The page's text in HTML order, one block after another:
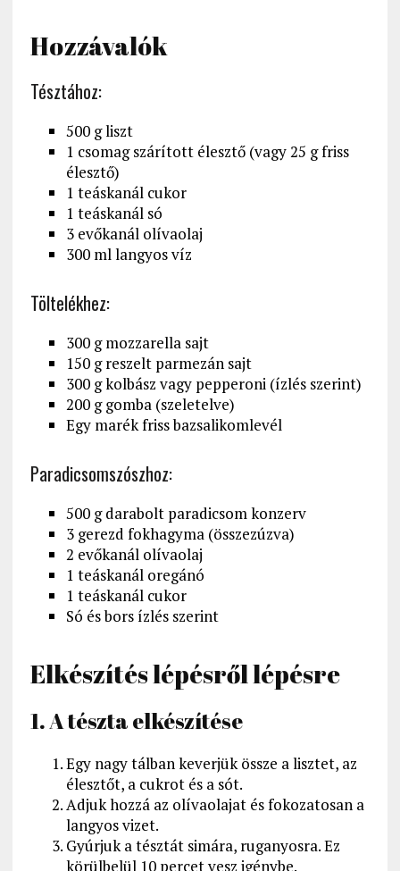
Hozzávalók
Tésztához:
500 g liszt
1 csomag szárított élesztő (vagy 25 g friss
élesztő)
1 teáskanál cukor
1 teáskanál só
3 evőkanál olívaolaj
300 ml langyos víz
Töltelékhez:
300 g mozzarella sajt
150 g reszelt parmezán sajt
300 g kolbász vagy pepperoni (ízlés szerint)
200 g gomba (szeletelve)
Egy marék friss bazsalikomlevél
Paradicsomszószhoz:
500 g darabolt paradicsom konzerv
3 gerezd fokhagyma (összezúzva)
2 evőkanál olívaolaj
1 teáskanál oregánó
1 teáskanál cukor
Só és bors ízlés szerint
Elkészítés lépésről lépésre
1. A tészta elkészítése
Egy nagy tálban keverjük össze a lisztet, az
élesztőt, a cukrot és a sót.
Adjuk hozzá az olívaolajat és fokozatosan a
langyos vizet.
Gyúrjuk a tésztát simára, ruganyosra. Ez
körülbelül 10 percet vesz igénybe.